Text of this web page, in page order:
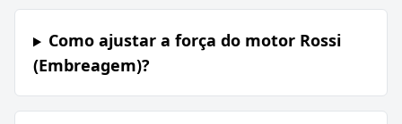
Como ajustar a força do motor Rossi
(Embreagem)?